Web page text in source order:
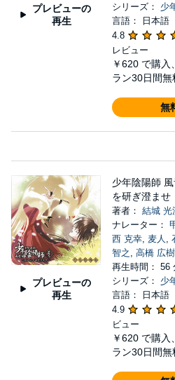
プレビューの
再生
シリーズ： 少
言語： 日本語
4.8
レビュー
￥620 で購入
ラン30日間
無
プレビューの
再生
少年陰陽師
を研ぎ澄ませ
著者： 結城 光
ナレーター：
西 克幸, 麦人
智之
高橋 広樹
再生時間： 56
シリーズ： 少
言語： 日本語
4.9
ビュー
￥620 で購入
ラン30日間